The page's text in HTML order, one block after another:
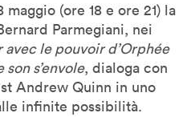
(ore 18 e ore 21) la
Parmegiani, nei
avec le pouvoir d’Orphée
s’envole, dialoga con
Andrew Quinn in uno
infinite possibilità.